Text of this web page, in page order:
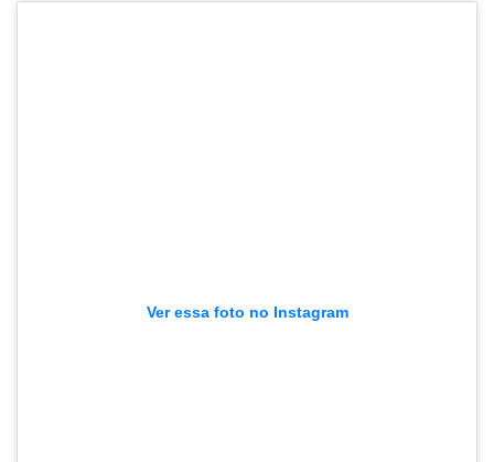
Ver essa foto no Instagram